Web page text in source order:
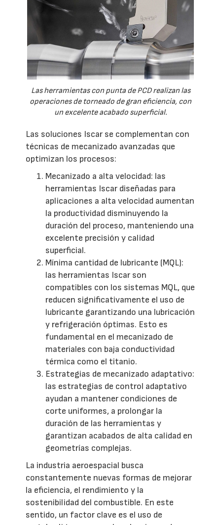
Las herramientas con punta de PCD realizan las
operaciones de torneado de gran eficiencia, con
un excelente acabado superficial.
Las soluciones Iscar se complementan con
técnicas de mecanizado avanzadas que
optimizan los procesos:
Mecanizado a alta velocidad: las
herramientas Iscar diseñadas para
aplicaciones a alta velocidad aumentan
la productividad disminuyendo la
duración del proceso, manteniendo una
excelente precisión y calidad
superficial.
Mínima cantidad de lubricante (MQL):
las herramientas Iscar son
compatibles con los sistemas MQL, que
reducen significativamente el uso de
lubricante garantizando una lubricación
y refrigeración óptimas. Esto es
fundamental en el mecanizado de
materiales con baja conductividad
térmica como el titanio.
Estrategias de mecanizado adaptativo:
las estrategias de control adaptativo
ayudan a mantener condiciones de
corte uniformes, a prolongar la
duración de las herramientas y
garantizan acabados de alta calidad en
geometrías complejas.
La industria aeroespacial busca
constantemente nuevas formas de mejorar
la eficiencia, el rendimiento y la
sostenibilidad del combustible. En este
sentido, un factor clave es el uso de